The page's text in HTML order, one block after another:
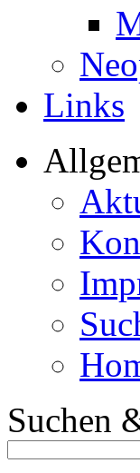
Links
Suchen